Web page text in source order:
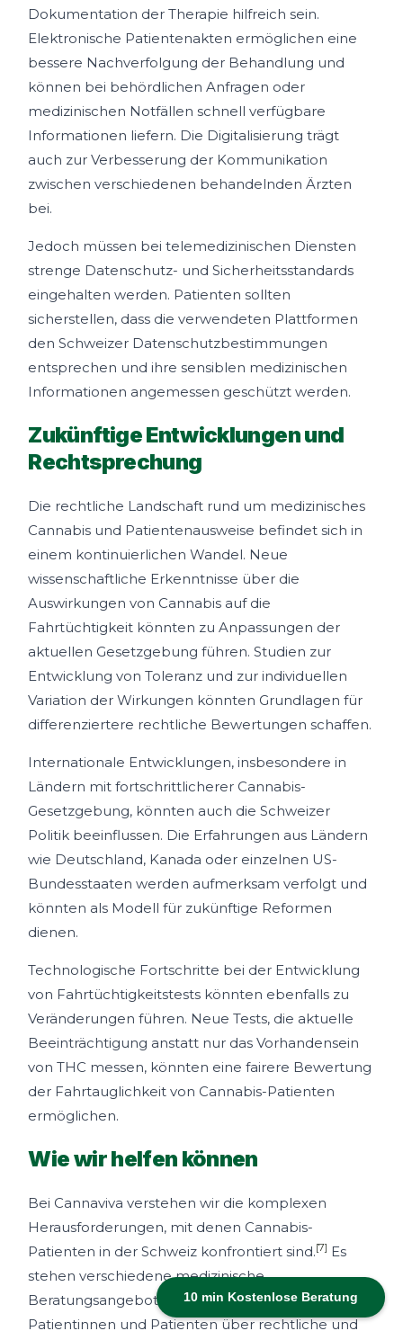
10 min Kostenlose Beratung
Dokumentation der Therapie hilfreich sein.
Elektronische Patientenakten ermöglichen eine
bessere Nachverfolgung der Behandlung und
können bei behördlichen Anfragen oder
medizinischen Notfällen schnell verfügbare
Informationen liefern. Die Digitalisierung trägt
auch zur Verbesserung der Kommunikation
zwischen verschiedenen behandelnden Ärzten
bei.
Jedoch müssen bei telemedizinischen Diensten
strenge Datenschutz- und Sicherheitsstandards
eingehalten werden. Patienten sollten
sicherstellen, dass die verwendeten Plattformen
den Schweizer Datenschutzbestimmungen
entsprechen und ihre sensiblen medizinischen
Informationen angemessen geschützt werden.
Zukünftige Entwicklungen und
Rechtsprechung
Die rechtliche Landschaft rund um medizinisches
Cannabis und Patientenausweise befindet sich in
einem kontinuierlichen Wandel. Neue
wissenschaftliche Erkenntnisse über die
Auswirkungen von Cannabis auf die
Fahrtüchtigkeit könnten zu Anpassungen der
aktuellen Gesetzgebung führen. Studien zur
Entwicklung von Toleranz und zur individuellen
Variation der Wirkungen könnten Grundlagen für
differenziertere rechtliche Bewertungen schaffen.
Internationale Entwicklungen, insbesondere in
Ländern mit fortschrittlicherer Cannabis-
Gesetzgebung, könnten auch die Schweizer
Politik beeinflussen. Die Erfahrungen aus Ländern
wie Deutschland, Kanada oder einzelnen US-
Bundesstaaten werden aufmerksam verfolgt und
könnten als Modell für zukünftige Reformen
dienen.
Technologische Fortschritte bei der Entwicklung
von Fahrtüchtigkeitstests könnten ebenfalls zu
Veränderungen führen. Neue Tests, die aktuelle
Beeinträchtigung anstatt nur das Vorhandensein
von THC messen, könnten eine fairere Bewertung
der Fahrtauglichkeit von Cannabis-Patienten
ermöglichen.
Wie wir helfen können
Bei Cannaviva verstehen wir die komplexen
Herausforderungen, mit denen Cannabis-
Patienten in der Schweiz konfrontiert sind.[7] Es
stehen verschiedene medizinische
Beratungsangebote zur Verfügung, um
Patientinnen und Patienten über rechtliche und